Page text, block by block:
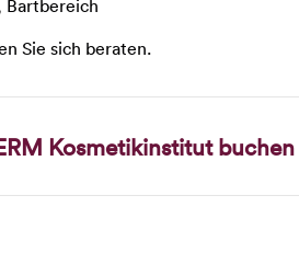
Bartbereich
Sie sich beraten.
Kosmetikinstitut buchen